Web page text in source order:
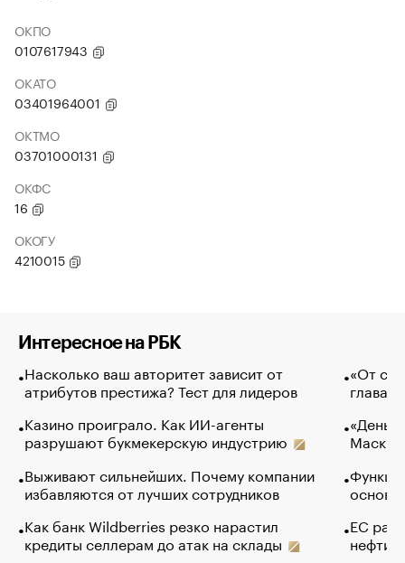
ОКПО
0107617943
ОКАТО
03401964001
ОКТМО
03701000131
ОКФС
16
ОКОГУ
4210015
Интересное на РБК
Насколько ваш авторитет зависит от
атрибутов престижа? Тест для лидеров
Казино проиграло. Как ИИ-агенты
разрушают букмекерскую индустрию
Выживают сильнейших. Почему компании
избавляются от лучших сотрудников
Как банк Wildberries резко нарастил
кредиты селлерам до атак на склады
«От
глава
Маск в
основ
ЕС
нефти